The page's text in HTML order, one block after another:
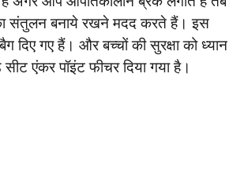
संतुलन बनाये रखने मदद करते हैं। इस
दिए गए हैं। और बच्चों की सुरक्षा को ध्यान
एंकर पॉइंट फीचर दिया गया है।